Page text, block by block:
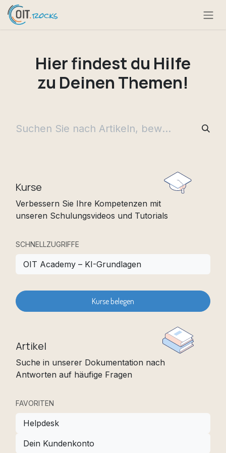
Zum Inhalt springen
Hier findest du Hilfe
zu Deinen Themen!
Kurse
Verbessern Sie Ihre Kompetenzen mit
unseren Schulungsvideos und Tutorials
SCHNELLZUGRIFFE
OIT Academy – KI-Grundlagen
Kurse belegen
Artikel
Suche in unserer Dokumentation nach
Antworten auf häufige Fragen
FAVORITEN
Helpdesk
Dein Kundenkonto